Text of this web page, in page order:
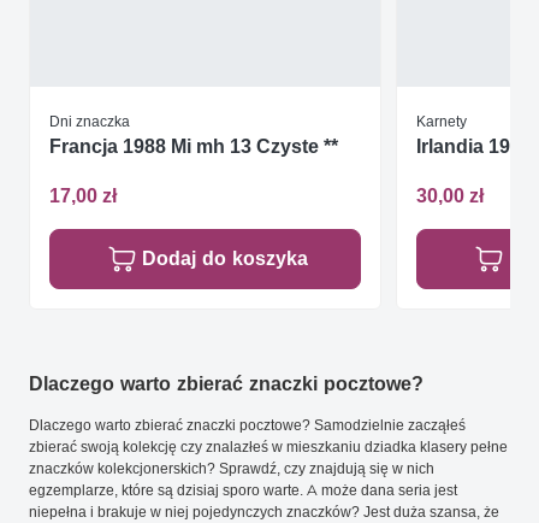
Dni znaczka
Francja 1988 Mi mh 13 Czyste **
17,00 zł
Dodaj do koszyka
Karnety
Irlandia 1988
30,00 zł
Dlaczego warto zbierać znaczki pocztowe?
Dlaczego warto zbierać znaczki pocztowe? Samodzielnie zacząłeś
zbierać swoją kolekcję czy znalazłeś w mieszkaniu dziadka klasery pełne
znaczków kolekcjonerskich? Sprawdź, czy znajdują się w nich
egzemplarze, które są dzisiaj sporo warte. A może dana seria jest
niepełna i brakuje w niej pojedynczych znaczków? Jest duża szansa, że